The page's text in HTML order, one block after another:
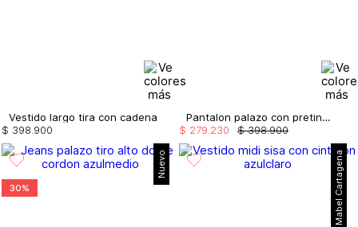
Vestido largo tira con cadena
$ 398.900
Pantalon palazo con pretina embellecida
$ 398.900
$ 279.230
Nuevo
30% Mabel Cartagena